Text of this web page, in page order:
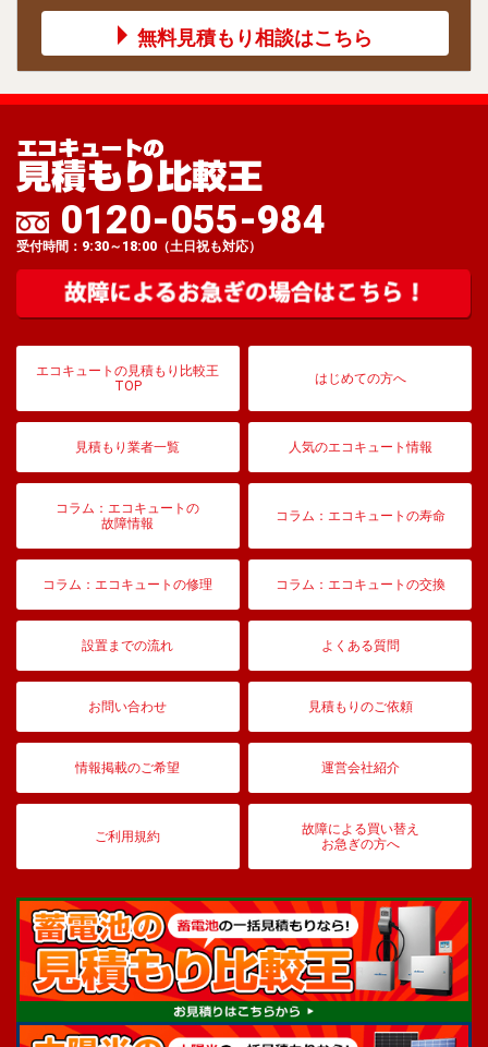
無料見積もり相談はこちら
0120-055-984
受付時間：9:30～18:00（土日祝も対応）
エコキュートの見積もり比較王
TOP
はじめての方へ
見積もり業者一覧 人気のエコキュート情報
コラム：エコキュートの
故障情報
コラム：エコキュートの寿命
コラム：エコキュートの修理 コラム：エコキュートの交換
設置までの流れ よくある質問
お問い合わせ 見積もりのご依頼
情報掲載のご希望 運営会社紹介
ご利用規約
故障による買い替え
お急ぎの方へ